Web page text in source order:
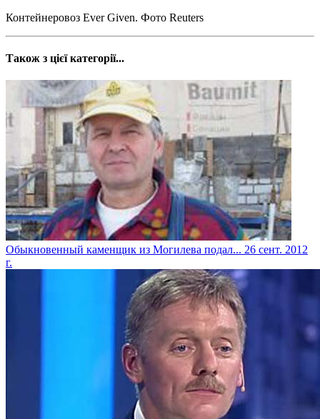
Контейнеровоз Ever Given. Фото Reuters
Також з цієї категорії...
Обыкновенный каменщик из Могилева подал... 26 сент. 2012
г.